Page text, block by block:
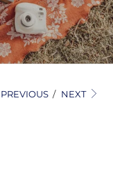
PREVIOUS / NEXT